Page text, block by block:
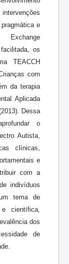
e
Exchange
os
TEACCH
com
da terapia
Aplicada
Dessa
o
Autista,
clínicas,
e
com a
indivíduos
tema de
científica,
dos
de